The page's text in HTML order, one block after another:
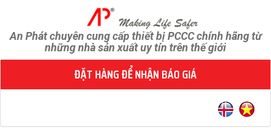
An Phát chuyên cung cấp thiết bị PCCC chính hãng từ
những nhà sản xuất uy tín trên thế giới
ĐẶT HÀNG ĐỂ NHẬN BÁO GIÁ